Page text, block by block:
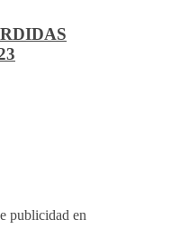
publicidad en